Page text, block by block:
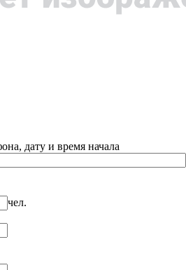
дату и время начала
чел.